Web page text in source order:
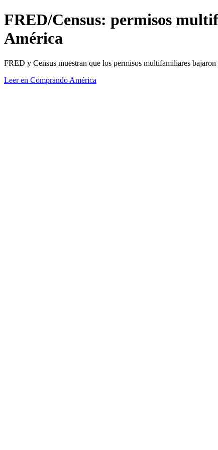
FRED/Census: permisos
América
FRED y Census muestran que los permisos multifamiliares
Leer en Comprando América